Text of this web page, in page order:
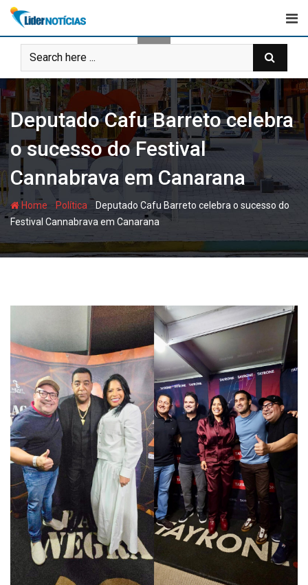
Skip
content
Deputado Cafu Barreto celebra
o sucesso do Festival
Cannabrava em Canarana
Home - Política - Deputado Cafu Barreto celebra o sucesso do
Festival Cannabrava em Canarana